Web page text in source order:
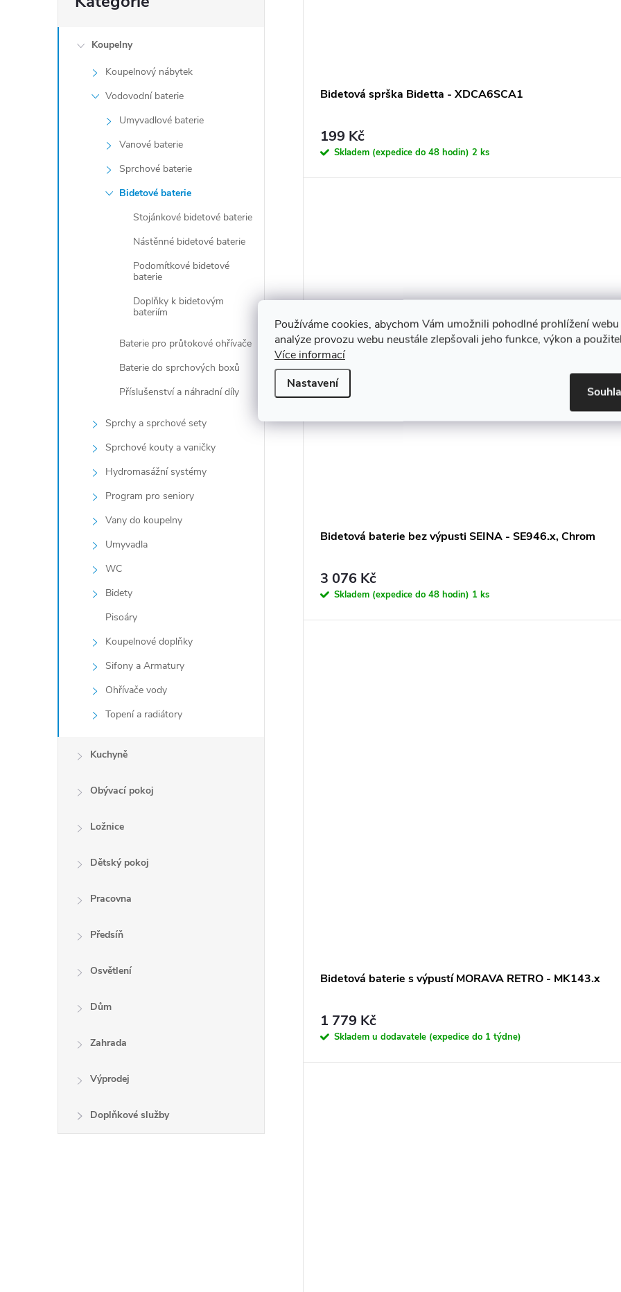
Používáme cookies, abychom Vám umožnili pohodlné prohlížení
analýze provozu webu neustále zlepšovali jeho funkce, výkon a
Více informací
Nastavení
kategorie
Koupelny
Koupelnový nábytek
Vodovodní baterie
Umyvadlové baterie
Vanové baterie
Sprchové baterie
Bidetové baterie
Stojánkové bidetové baterie
Nástěnné bidetové baterie
Podomítkové bidetové
baterie
Doplňky k bidetovým
bateriím
Baterie pro průtokové ohřívače
Baterie do sprchových boxů
Příslušenství a náhradní díly
Sprchy a sprchové sety
Sprchové kouty a vaničky
Hydromasážní systémy
Program pro seniory
Vany do koupelny
Umyvadla
WC
Bidety
Pisoáry
Koupelnové doplňky
Sifony a Armatury
Ohřívače vody
Topení a radiátory
Kuchyně
Obývací pokoj
Ložnice
Dětský pokoj
Pracovna
Předsíň
Osvětlení
Dům
Zahrada
Výprodej
Doplňkové služby
Bidetová sprška Bidetta - XDCA6SCA1
199 Kč
Skladem (expedice do 48 hodin) 2 ks
Bidetová baterie bez výpusti SEINA - SE946.x, Chrom
3 076 Kč
Skladem (expedice do 48 hodin) 1 ks
Bidetová baterie s výpustí MORAVA RETRO - MK143.x
1 779 Kč
Skladem u dodavatele (expedice do 1 týdne)